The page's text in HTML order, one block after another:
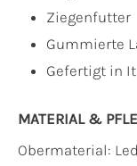
Ziegenfutter
Gummierte
Gefertigt in
MATERIAL &
Obermaterial: